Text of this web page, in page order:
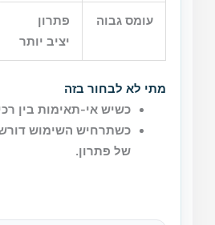
עומס גבוה
פתרון
יציב יותר
מתי לא לבחור בזה
כשיש אי-תאימות בין
כשתרחיש השימוש דורש
של פתרון.